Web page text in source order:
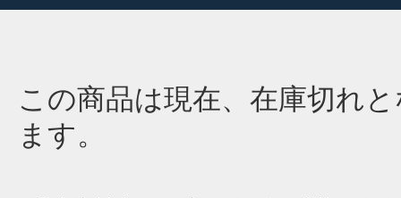
この商品は現在、在庫切れ
ます。